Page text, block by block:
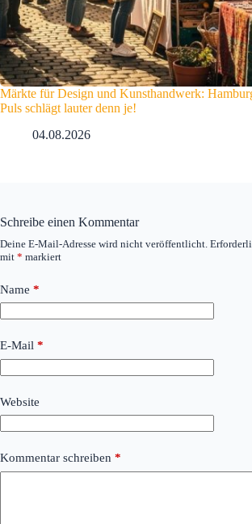
Märkte für Design und Kunsthandwerk:
Puls schlägt lauter denn je!
04.08.2026
Schreibe einen Kommentar
Deine E-Mail-Adresse wird nicht veröffentlicht.
mit * markiert
Name *
E-Mail *
Website
Kommentar schreiben *